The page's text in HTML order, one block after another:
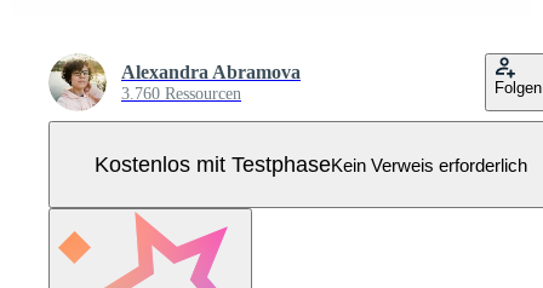
Alexandra Abramova
3.760 Ressourcen Folgen
Kostenlos mit TestphaseKein Verweis erforderlich